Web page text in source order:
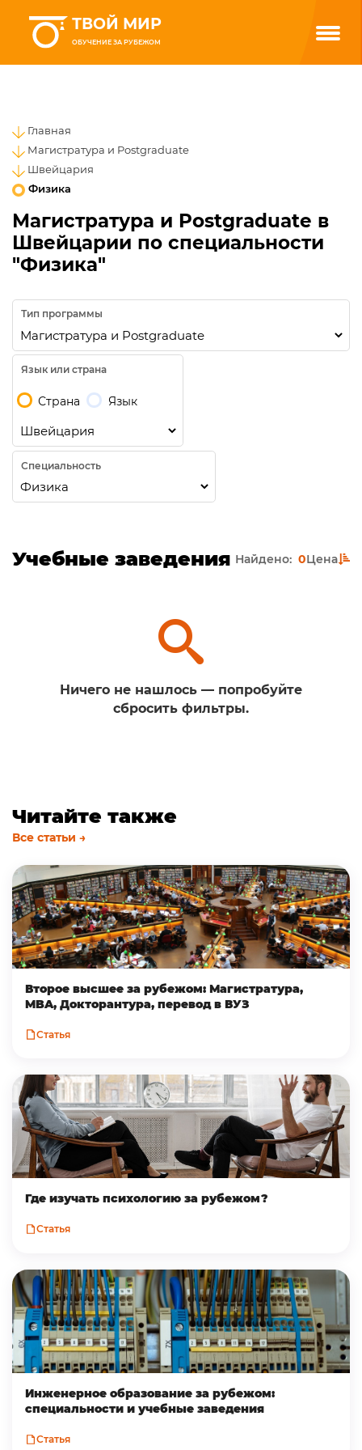
ТВОЙ МИР
ОБУЧЕНИЕ ЗА РУБЕЖОМ
Главная
Магистратура и Postgraduate
Швейцария
Физика
Магистратура и Postgraduate в
Швейцарии по специальности
"Физика"
Тип программы
Язык или страна
Страна Язык
Специальность
Учебные заведения Найдено: 0Цена
Ничего не нашлось — попробуйте
сбросить фильтры.
Читайте также
Все статьи →
Второе высшее за рубежом: Магистратура,
MBA, Докторантура, перевод в ВУЗ
Статья
Где изучать психологию за рубежом?
Статья
Инженерное образование за рубежом:
специальности и учебные заведения
Статья